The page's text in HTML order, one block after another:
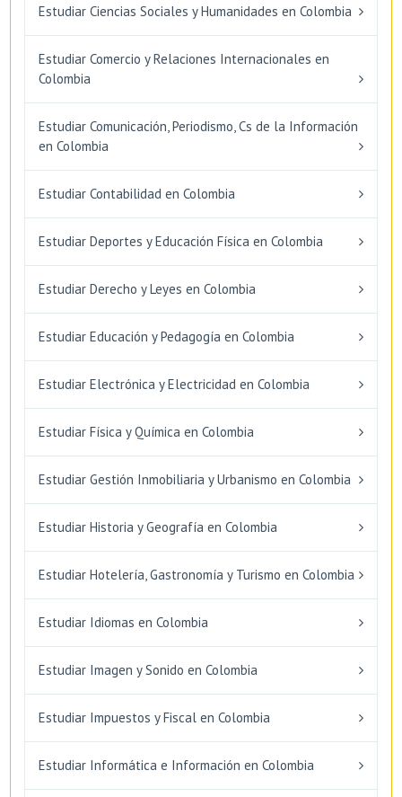
Estudiar Ciencias Sociales y Humanidades en Colombia
Estudiar Comercio y Relaciones Internacionales en
Colombia
Estudiar Comunicación, Periodismo, Cs de la Información
en Colombia
Estudiar Contabilidad en Colombia
Estudiar Deportes y Educación Física en Colombia
Estudiar Derecho y Leyes en Colombia
Estudiar Educación y Pedagogía en Colombia
Estudiar Electrónica y Electricidad en Colombia
Estudiar Física y Química en Colombia
Estudiar Gestión Inmobiliaria y Urbanismo en Colombia
Estudiar Historia y Geografía en Colombia
Estudiar Hotelería, Gastronomía y Turismo en Colombia
Estudiar Idiomas en Colombia
Estudiar Imagen y Sonido en Colombia
Estudiar Impuestos y Fiscal en Colombia
Estudiar Informática e Información en Colombia